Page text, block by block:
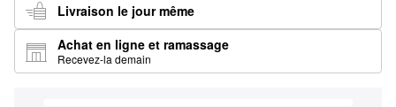
Livraison le jour même
Achat en ligne et ramassage
Recevez-la demain